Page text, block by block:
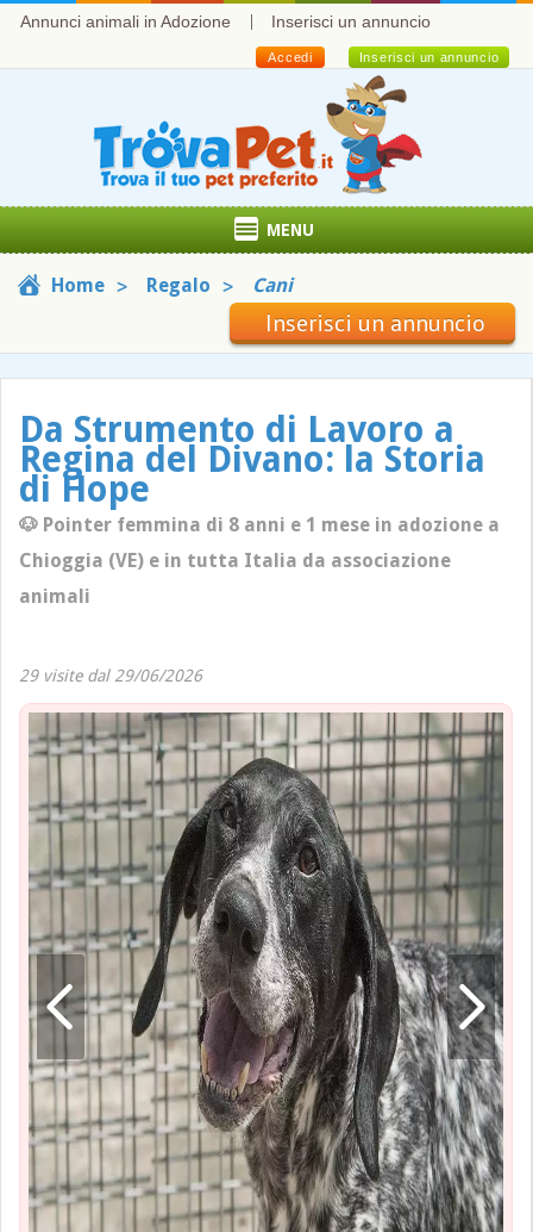
Annunci animali in Adozione Inserisci un annuncio
Inserisci un annuncio
Accedi
MENU
Home Regalo Cani
Inserisci un annuncio
Da Strumento di Lavoro a
Regina del Divano: la Storia
di Hope
🐶 Pointer femmina di 8 anni e 1 mese in adozione a
Chioggia (VE) e in tutta Italia da associazione
animali
29 visite dal 29/06/2026